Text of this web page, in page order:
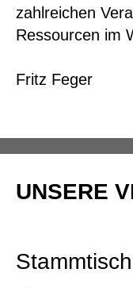
zahlreichen
Ressourcen im
Fritz Feger
UNSERE